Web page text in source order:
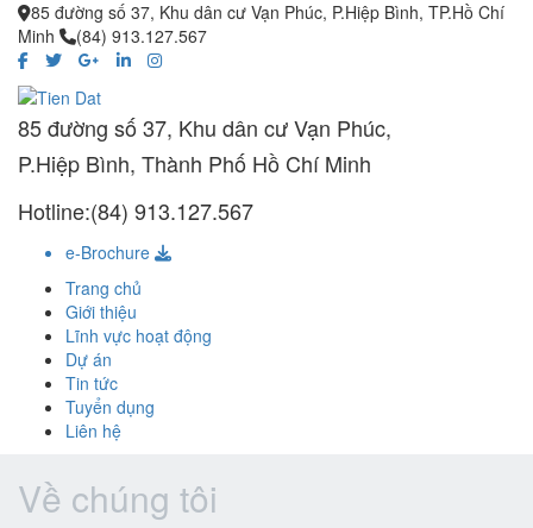
85 đường số 37, Khu dân cư Vạn Phúc, P.Hiệp Bình, TP.Hồ Chí
Minh
(84) 913.127.567
85 đường số 37, Khu dân cư Vạn Phúc,
P.Hiệp Bình, Thành Phố Hồ Chí Minh
Hotline:(84) 913.127.567
e-Brochure
Trang chủ
Giới thiệu
Lĩnh vực hoạt động
Dự án
Tin tức
Tuyển dụng
Liên hệ
Về chúng tôi